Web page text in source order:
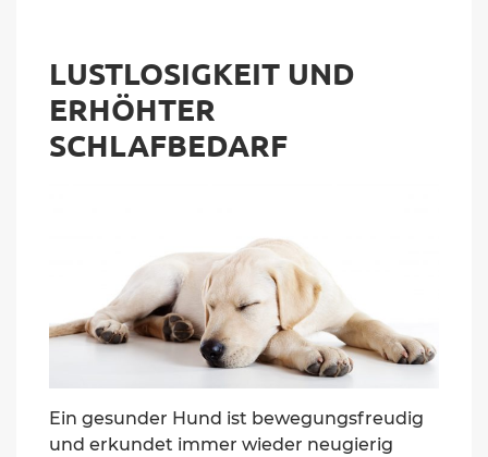
LUSTLOSIGKEIT UND
ERHÖHTER
SCHLAFBEDARF
Ein gesunder Hund ist bewegungsfreudig
und erkundet immer wieder neugierig